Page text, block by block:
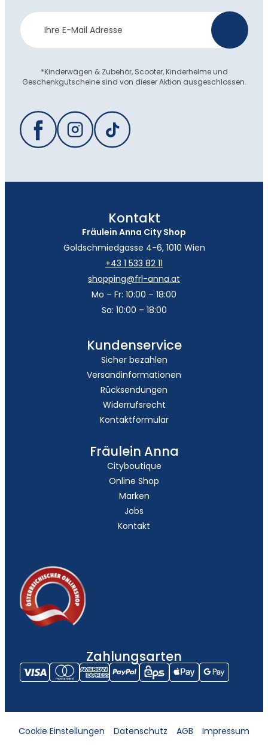
Newsletter
Anmeldung
*Kinderwägen & Zubehör, Scooter, Kinderhelme und
Geschenkgutscheine sind von dieser Aktion ausgeschlossen.
Kontakt
Fräulein Anna City Shop
Goldschmiedgasse 4-6, 1010 Wien
+43 1 533 82 11
shopping@frl-anna.at
Mo – Fr: 10:00 – 18:00
Sa: 10:00 – 18:00
Kundenservice
Sicher bezahlen
Versandinformationen
Rücksendungen
Widerrufsrecht
Kontaktformular
Fräulein Anna
Cityboutique
Online Shop
Marken
Jobs
Kontakt
Zahlungsarten
Cookie Einstellungen Datenschutz AGB Impressum